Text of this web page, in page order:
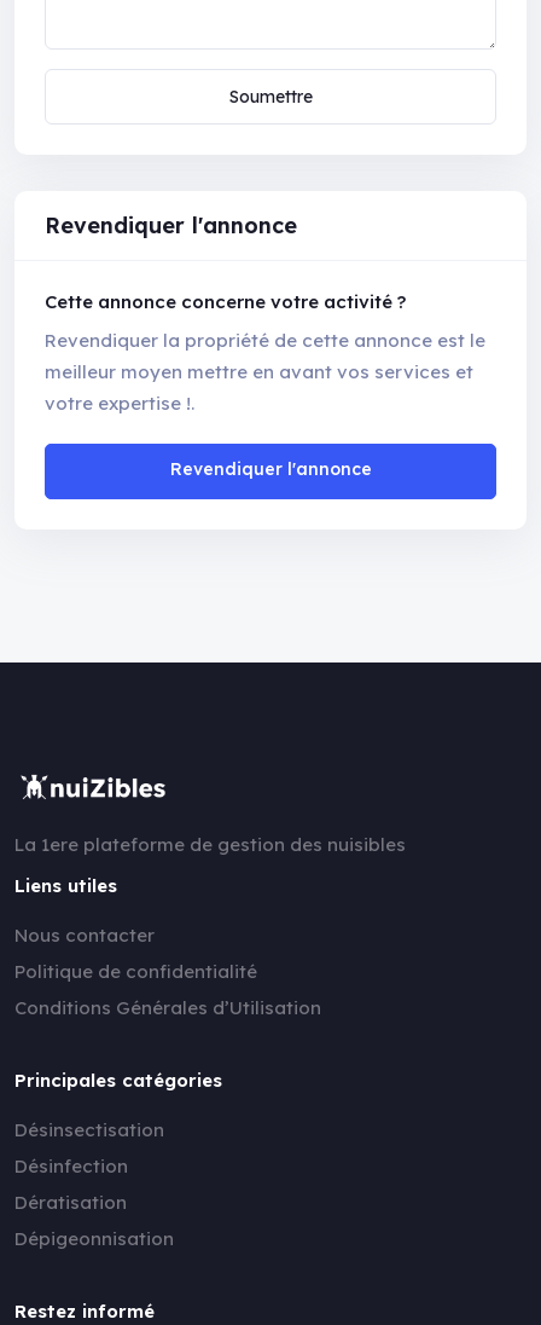
Soumettre
Revendiquer l'annonce
Cette annonce concerne votre activité ?
Revendiquer la propriété de cette annonce est le
meilleur moyen mettre en avant vos services et
votre expertise !.
Revendiquer l'annonce
La 1ere plateforme de gestion des nuisibles
Liens utiles
Nous contacter
Politique de confidentialité
Conditions Générales d’Utilisation
Principales catégories
Désinsectisation
Désinfection
Dératisation
Dépigeonnisation
Restez informé